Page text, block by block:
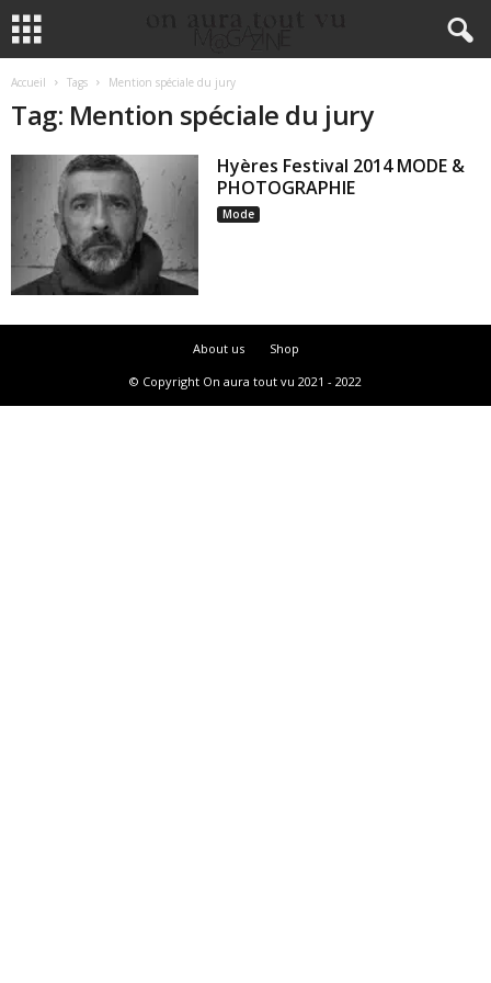
Accueil Tags Mention spéciale du jury
Tag: Mention spéciale du jury
Hyères Festival 2014 MODE &
PHOTOGRAPHIE
Mode
About us
Shop
© Copyright On aura tout vu 2021 - 2022